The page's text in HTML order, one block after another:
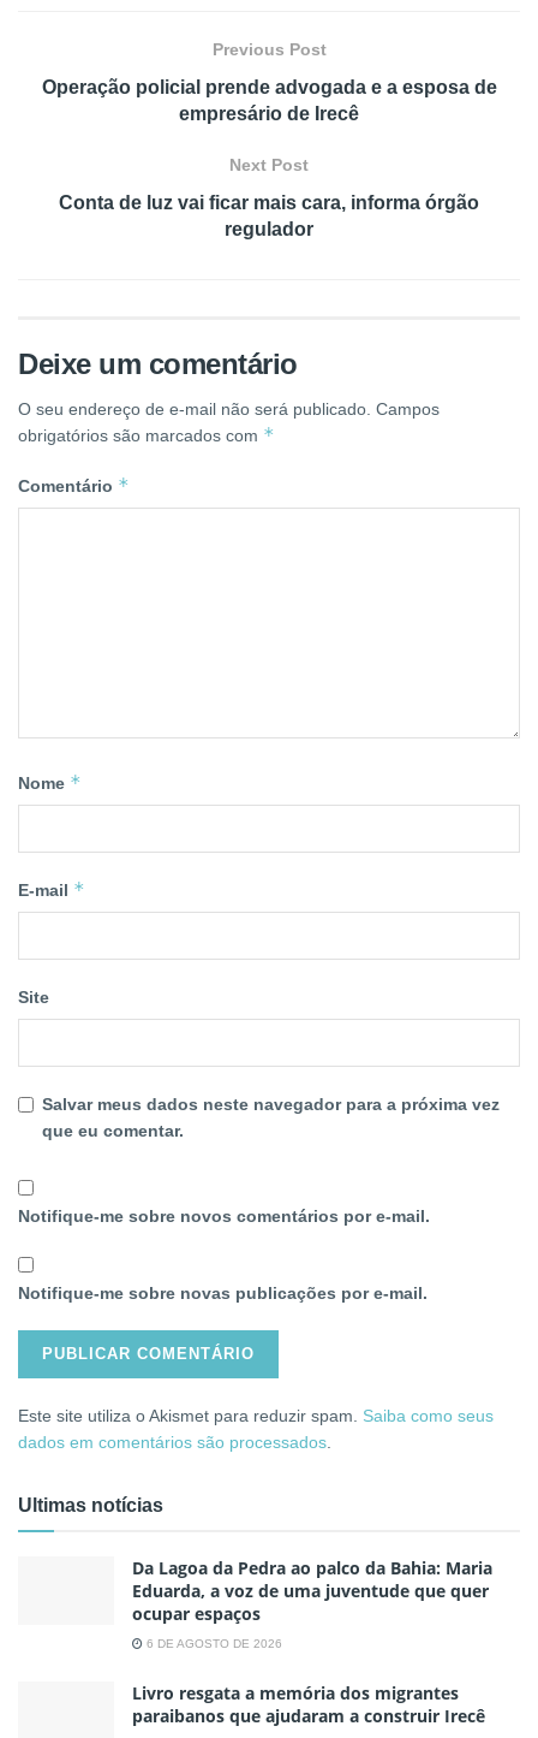
Previous Post
Operação policial prende advogada e a esposa de
empresário de Irecê
Next Post
Conta de luz vai ficar mais cara, informa órgão
regulador
Deixe um comentário
O seu endereço de e-mail não será publicado. Campos
obrigatórios são marcados com *
Comentário *
Nome *
E-mail *
Site
Salvar meus dados neste navegador para a próxima vez
que eu comentar.
Notifique-me sobre novos comentários por e-mail.
Notifique-me sobre novas publicações por e-mail.
Este site utiliza o Akismet para reduzir spam. Saiba como seus
dados em comentários são processados
Ultimas notícias
Da Lagoa da Pedra ao palco da Bahia: Maria
Eduarda, a voz de uma juventude que quer
ocupar espaços
6 DE AGOSTO DE 2026
Livro resgata a memória dos migrantes
paraibanos que ajudaram a construir Irecê